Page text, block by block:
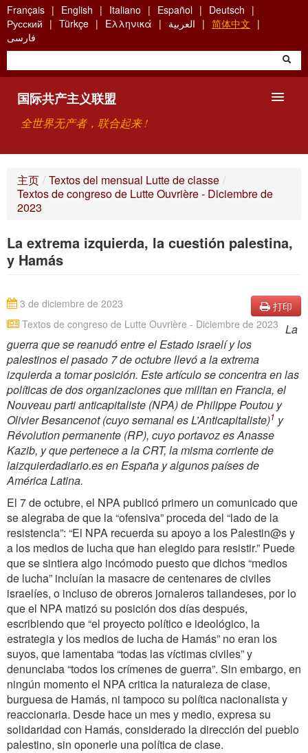
Skip
to
main
content
Français English Italiano Español
Deutsch
Русский
Türkçe Ελληνικά العربية
简体中文
فارسی
国际共产主义联盟
全世界无产者，联合起来 !
关于国际共产主义联盟（ICU）
联系方式
主页 / Textos del mensual Lutte de classe /
Textos de congreso de Lutte Ouvrière - Diciembre de
2023
La extrema izquierda, la cuestión palestina,
y Hamás
打印
Textos de congreso de Lutte Ouvrière - Diciembre de 2023
3 de diciembre de 2023
La
guerra que se reanudó entre el Estado israelí y los
palestinos el pasado 7 de octubre llevó a la extrema
izquierda a tomar posición. Este artículo se concentra en las
políticas de dos organizaciones que militan en Francia, el
Nouveau parti anticapitaliste (NPA) de Philippe Poutou y
Olivier Besancenot (cuyo semanal esL’Anticapitaliste)1 y
Révolution permanente (RP), cuyo portavoz es Anasse
Kazib, y que pertenece a la CRT, la misma corriente de
laizquierdadiario.es en España y algunos países de
América Latina.
El 7 de octubre, el NPA publicó primero un comunicado que
se alegraba de que la “ofensiva” proceda del “lado de la
resistencia”: “El NPA recuerda su apoyo a los Palestin@s y
a los medios de lucha que han elegido para resistir.” Puede
que se sintiera algo incómodo puesto que dichos “medios
de lucha” incluían la masacre de centenares de civiles
israelíes, o incluso de obreros jornaleros tailandeses, por lo
que el NPA matizó su posición dos días después,
escribiendo que “el proyecto político e ideológico, la
estrategia y los medios de lucha de Hamás” no eran los
suyos, que lamentaba “todas las víctimas civiles” y
denunciaba “todos los crímenes de guerra”. Sin embargo, en
ningún momento el NPA critica la naturaleza de clase,
burguesa de Hamás, ni tampoco su política nacionalista y
reaccionaria. Desde hace un mes y medio, expresa su
solidaridad con Hamás, considerado la dirección del pueblo
palestino, sin oponerle una política de clase.